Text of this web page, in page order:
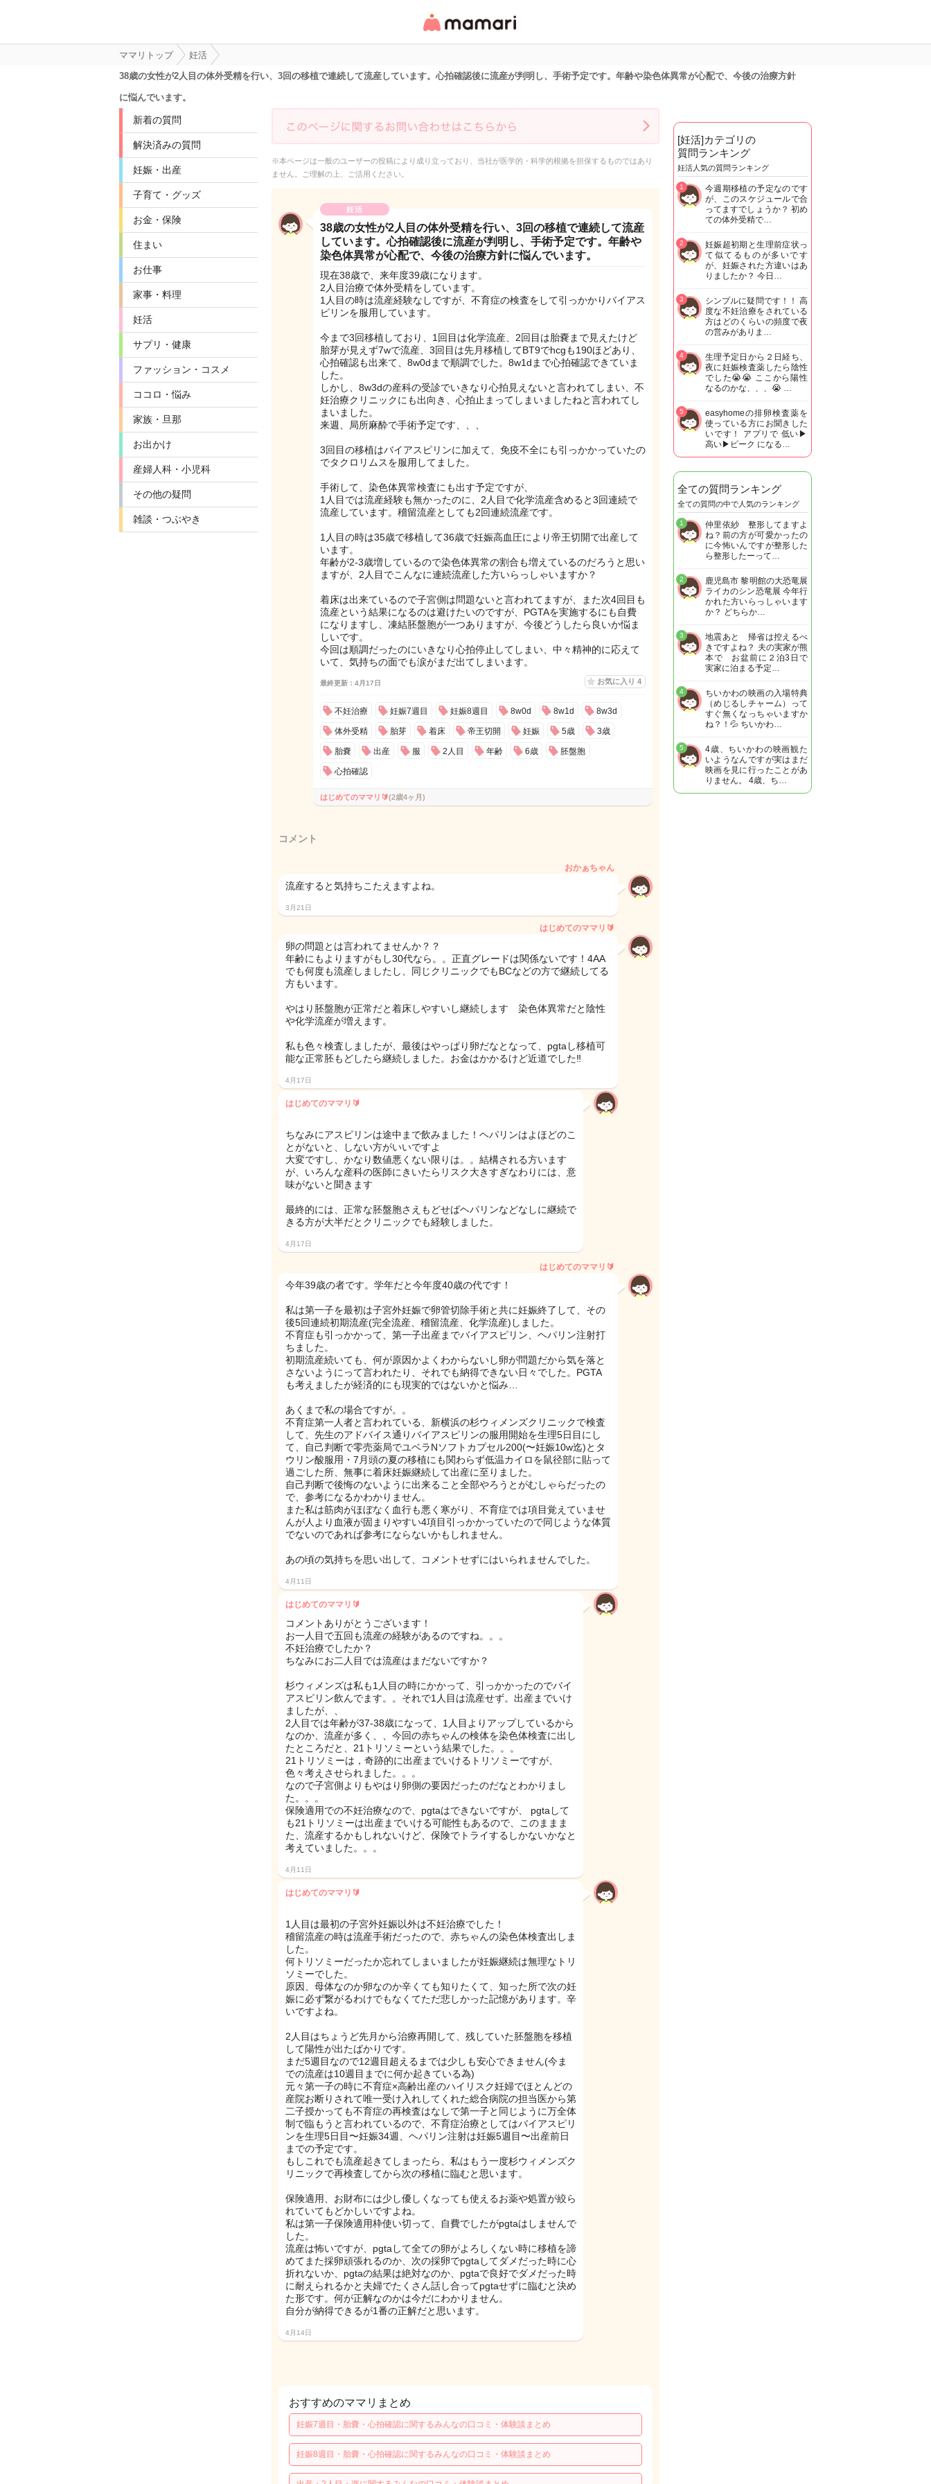
リ・情報サイト
ママリトップ
妊活
38歳の女性が2人目の体外受精を行い、3回の移植で連続して流産しています。心拍確認後に流産が判明し、手術予定です。年齢や染色体異常が心配で、今後の治療方針
に悩んでいます。
新着の質問
解決済みの質問
妊娠・出産
子育て・グッズ
お金・保険
住まい
お仕事
家事・料理
妊活
サプリ・健康
ファッション・コスメ
ココロ・悩み
家族・旦那
お出かけ
産婦人科・小児科
その他の疑問
雑談・つぶやき
※本ページは一般のユーザーの投稿により成り立っており、当社が医学的・科学的根拠を担保するものではあり
ません。ご理解の上、ご活用ください。
妊活
38歳の女性が2人目の体外受精を行い、3回の移植で連続して流産
しています。心拍確認後に流産が判明し、手術予定です。年齢や
染色体異常が心配で、今後の治療方針に悩んでいます。
現在38歳で、来年度39歳になります。
2人目治療で体外受精をしています。
1人目の時は流産経験なしですが、不育症の検査をして引っかかりバイアス
ピリンを服用しています。
今まで3回移植しており、1回目は化学流産、2回目は胎嚢まで見えたけど
胎芽が見えず7wで流産、3回目は先月移植してBT9でhcgも190ほどあり、
心拍確認も出来て、8w0dまで順調でした。8w1dまで心拍確認できていま
した。
しかし、8w3dの産科の受診でいきなり心拍見えないと言われてしまい、不
妊治療クリニックにも出向き、心拍止まってしまいましたねと言われてし
まいました。
来週、局所麻酔で手術予定です、、、
3回目の移植はバイアスピリンに加えて、免疫不全にも引っかかっていたの
でタクロリムスを服用してました。
手術して、染色体異常検査にも出す予定ですが、
1人目では流産経験も無かったのに、2人目で化学流産含めると3回連続で
流産しています。稽留流産としても2回連続流産です。
1人目の時は35歳で移植して36歳で妊娠高血圧により帝王切開で出産して
います。
年齢が2-3歳増しているので染色体異常の割合も増えているのだろうと思い
ますが、2人目でこんなに連続流産した方いらっしゃいますか？
着床は出来ているので子宮側は問題ないと言われてますが、また次4回目も
流産という結果になるのは避けたいのですが、PGTAを実施するにも自費
になりますし、凍結胚盤胞が一つありますが、今後どうしたら良いか悩ま
しいです。
今回は順調だったのにいきなり心拍停止してしまい、中々精神的に応えて
いて、気持ちの面でも涙がまだ出てしまいます。
最終更新：4月17日 お気に入り 4
不妊治療 妊娠7週目 妊娠8週目 8w0d 8w1d 8w3d
体外受精 胎芽 着床 帝王切開 妊娠 5歳 3歳
胎嚢 出産 服 2人目 年齢 6歳 胚盤胞
心拍確認
はじめてのママリ🔰(2歳4ヶ月)
コメント
おかぁちゃん
流産すると気持ちこたえますよね。
3月21日
はじめてのママリ🔰
卵の問題とは言われてませんか？？
年齢にもよりますがもし30代なら。。正直グレードは関係ないです！4AA
でも何度も流産しましたし、同じクリニックでもBCなどの方で継続してる
方もいます。
やはり胚盤胞が正常だと着床しやすいし継続します 染色体異常だと陰性
や化学流産が増えます。
私も色々検査しましたが、最後はやっぱり卵だなとなって、pgtaし移植可
能な正常胚もどしたら継続しました。お金はかかるけど近道でした‼️
4月17日
はじめてのママリ🔰
ちなみにアスピリンは途中まで飲みました！ヘパリンはよほどのこ
とがないと、しない方がいいですよ
大変ですし、かなり数値悪くない限りは。。結構される方います
が、いろんな産科の医師にきいたらリスク大きすぎなわりには、意
味がないと聞きます
最終的には、正常な胚盤胞さえもどせばヘパリンなどなしに継続で
きる方が大半だとクリニックでも経験しました。
4月17日
はじめてのママリ🔰
今年39歳の者です。学年だと今年度40歳の代です！
私は第一子を最初は子宮外妊娠で卵管切除手術と共に妊娠終了して、その
後5回連続初期流産(完全流産、稽留流産、化学流産)しました。
不育症も引っかかって、第一子出産までバイアスピリン、ヘパリン注射打
ちました。
初期流産続いても、何が原因かよくわからないし卵が問題だから気を落と
さないようにって言われたり、それでも納得できない日々でした。PGTA
も考えましたが経済的にも現実的ではないかと悩み…
あくまで私の場合ですが。。
不育症第一人者と言われている、新横浜の杉ウィメンズクリニックで検査
して、先生のアドバイス通りバイアスピリンの服用開始を生理5日目にし
て、自己判断で零売薬局でユベラNソフトカプセル200(〜妊娠10w迄)とタ
ウリン酸服用・7月頭の夏の移植にも関わらず低温カイロを鼠径部に貼って
過ごした所、無事に着床妊娠継続して出産に至りました。
自己判断で後悔のないように出来ること全部やろうとがむしゃらだったの
で、参考になるかわかりません。
また私は筋肉がほぼなく血行も悪く寒がり、不育症では項目覚えていませ
んが人より血液が固まりやすい4項目引っかかっていたので同じような体質
でないのであれば参考にならないかもしれません。
あの頃の気持ちを思い出して、コメントせずにはいられませんでした。
4月11日
はじめてのママリ🔰
コメントありがとうございます！
お一人目で五回も流産の経験があるのですね。。。
不妊治療でしたか？
ちなみにお二人目では流産はまだないですか？
杉ウィメンズは私も1人目の時にかかって、引っかかったのでバイ
アスピリン飲んでます。。それで1人目は流産せず。出産までいけ
ましたが、、
2人目では年齢が37-38歳になって、1人目よりアップしているから
なのか、流産が多く、、今回の赤ちゃんの検体を染色体検査に出し
たところだと、21トリソミーという結果でした。。。
21トリソミーは，奇跡的に出産までいけるトリソミーですが、
色々考えさせられました。。。
なので子宮側よりもやはり卵側の要因だったのだなとわかりまし
た。。。
保険適用での不妊治療なので、pgtaはできないですが、 pgtaして
も21トリソミーは出産までいける可能性もあるので、このままま
た、流産するかもしれないけど、保険でトライするしかないかなと
考えていました。。。
4月11日
はじめてのママリ🔰
1人目は最初の子宮外妊娠以外は不妊治療でした！
稽留流産の時は流産手術だったので、赤ちゃんの染色体検査出しま
した。
何トリソミーだったか忘れてしまいましたが妊娠継続は無理なトリ
ソミーでした。
原因、母体なのか卵なのか辛くても知りたくて、知った所で次の妊
娠に必ず繋がるわけでもなくてただ悲しかった記憶があります。辛
いですよね。
2人目はちょうど先月から治療再開して、残していた胚盤胞を移植
して陽性が出たばかりです。
まだ5週目なので12週目超えるまでは少しも安心できません(今ま
での流産は10週目までに何か起きている為)
元々第一子の時に不育症×高齢出産のハイリスク妊婦でほとんどの
産院お断りされて唯一受け入れしてくれた総合病院の担当医から第
二子授かっても不育症の再検査はなしで第一子と同じように万全体
制で臨もうと言われているので、不育症治療としてはバイアスピリ
ンを生理5日目〜妊娠34週、ヘパリン注射は妊娠5週目〜出産前日
までの予定です。
もしこれでも流産起きてしまったら、私はもう一度杉ウィメンズク
リニックで再検査してから次の移植に臨むと思います。
保険適用、お財布には少し優しくなっても使えるお薬や処置が絞ら
れていてもどかしいですよね。
私は第一子保険適用枠使い切って、自費でしたがpgtaはしませんで
した。
流産は怖いですが、pgtaして全ての卵がよろしくない時に移植を諦
めてまた採卵頑張れるのか、次の採卵でpgtaしてダメだった時に心
折れないか、pgtaの結果は絶対なのか、pgtaで良好でダメだった時
に耐えられるかと夫婦でたくさん話し合ってpgtaせずに臨むと決め
た形です。何が正解なのかは今だにわかりません。
自分が納得できるが1番の正解だと思います。
4月14日
おすすめのママリまとめ
妊娠7週目・胎嚢・心拍確認に関するみんなの口コミ・体験談まとめ
妊娠8週目・胎嚢・心拍確認に関するみんなの口コミ・体験談まとめ
[妊活]カテゴリの
質問ランキング
妊活人気の質問ランキング
今週期移植の予定なのです
が、このスケジュールで合
ってますでしょうか？ 初め
ての体外受精で…
1
妊娠超初期と生理前症状っ
て似てるものが多いです
が、妊娠された方違いはあ
りましたか？ 今日…
2
シンプルに疑問です！！ 高
度な不妊治療をされている
方はどのくらいの頻度で夜
の営みがありま…
3
生理予定日から２日経ち、
夜に妊娠検査薬したら陰性
でした😭😭 ここから陽性
なるのかな、、、😭 …
4
easyhomeの排卵検査薬を
使っている方にお聞きした
いです！ アプリで 低い▶︎
高い▶︎ピーク になる…
5
全ての質問ランキング
全ての質問の中で人気のランキング
仲里依紗 整形してますよ
ね？前の方が可愛かったの
に今怖いんですが整形した
ら整形したーって…
1
鹿児島市 黎明館の大恐竜展
ライカのシン恐竜展 今年行
かれた方いらっしゃいます
か？ どちらか…
2
地震あと 帰省は控えるべ
きですよね？ 夫の実家が熊
本で お盆前に２泊3日で
実家に泊まる予定…
3
ちいかわの映画の入場特典
（めじるしチャーム）って
すぐ無くなっちゃいますか
ね？！💦 ちいかわ…
4
4歳、ちいかわの映画観た
いようなんですが実はまだ
映画を見に行ったことがあ
りません。 4歳、ち…
5